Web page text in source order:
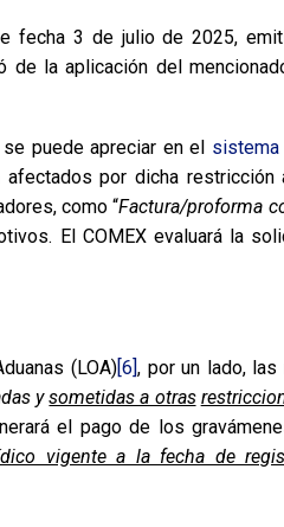
fecha 3 de julio de 2025,
de la aplicación del
puede apreciar en el sistema
por dicha restricción
como “Factura/proforma
El COMEX evaluará la
(LOA) [6], por un lado,
ysometidas a otras
el pago de los
vigente a la fecha de